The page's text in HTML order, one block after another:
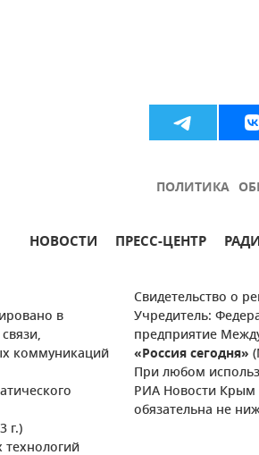
ПОЛИТИКА
НОВОСТИ ПРЕСС-ЦЕНТР
в
коммуникаций
г.)
Свидетельство о
Учредитель:
предприятие
«Россия сегодня»
При любом
РИА Новости Крым
обязательна не